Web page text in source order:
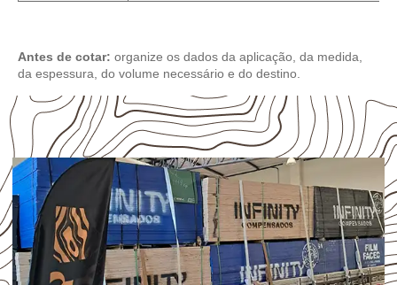
Antes de cotar: organize os dados da aplicação, da medida,
da espessura, do volume necessário e do destino.